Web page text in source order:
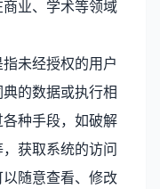
业、学术等领域
未经授权的用户
的数据或执行相
种手段，如破解
获取系统的访问
随意查看、修改